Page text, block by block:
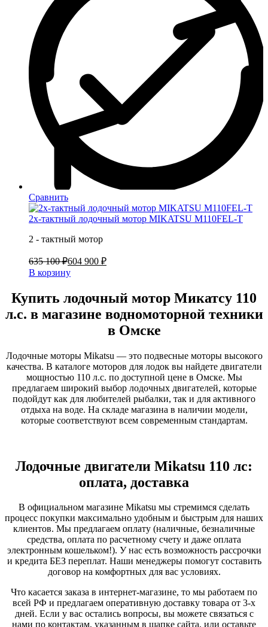
Сравнить
2х-тактный лодочный мотор MIKATSU M110FEL-T
2 - тактный мотор
635 100 ₽604 900 ₽
В корзину
Купить лодочный мотор Микатсу 110
л.с. в магазине водномоторной техники
в Омске
Лодочные моторы Mikatsu — это подвесные моторы высокого
качества. В каталоге моторов для лодок вы найдете двигатели
мощностью 110 л.с. по доступной цене в Омске. Мы
предлагаем широкий выбор лодочных двигателей, которые
подойдут как для любителей рыбалки, так и для активного
отдыха на воде. На складе магазина в наличии модели,
которые соответствуют всем современным стандартам.
Лодочные двигатели Mikatsu 110 лс:
оплата, доставка
В официальном магазине Mikatsu мы стремимся сделать
процесс покупки максимально удобным и быстрым для наших
клиентов. Мы предлагаем оплату (наличные, безналичные
средства, оплата по расчетному счету и даже оплата
электронным кошельком!). У нас есть возможность рассрочки
и кредита БЕЗ переплат. Наши менеджеры помогут составить
договор на комфортных для вас условиях.
Что касается заказа в интернет-магазине, то мы работаем по
всей РФ и предлагаем оперативную доставку товара от 3-х
дней. Если у вас остались вопросы, вы можете связаться с
нами по контактам, указанным в шапке сайта, или оставьте